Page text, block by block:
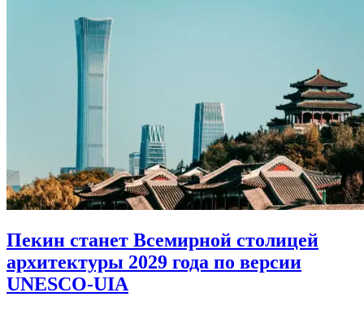
Пекин станет Всемирной столицей
архитектуры 2029 года по версии
UNESCO-UIA